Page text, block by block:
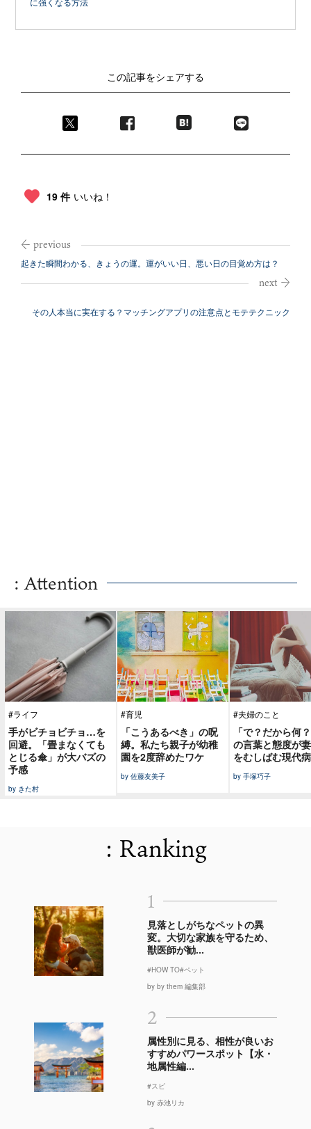
この記事をシェアする
19 件 いいね！
起きた瞬間わかる、きょうの運。運がいい日、悪い日の目覚め方は？
その人本当に実在する？マッチングアプリの注意点とモテテクニック
: Attention
#ライフ
手がビチョビチョ…を
回避。「畳まなくても
とじる傘」が大バズの
予感
by きた村
#育児
「こうあるべき」の呪
縛。私たち親子が幼稚
園を2度辞めたワケ
by 佐藤友美子
#夫婦のこと
「で？だから何
の言葉と態度が
をむしばむ現代病
by 手塚巧子
: Ranking
1
見落としがちなペットの異
変。大切な家族を守るため、
獣医師が勧...
#HOW TO#ペット
by by them 編集部
2
属性別に見る、相性が良いお
すすめパワースポット【水・
地属性編...
#スピ
by 赤池リカ